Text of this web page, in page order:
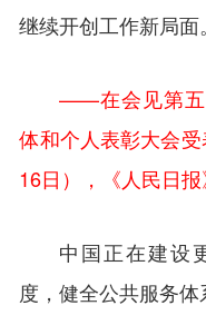
继续开创工作新局面。
——在会见第五
体和个人表彰大会
16日），《人民日
中国正在建设
度，健全公共服务体